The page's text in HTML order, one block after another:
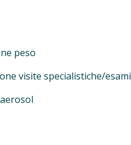
peso
visite specialistiche/esami